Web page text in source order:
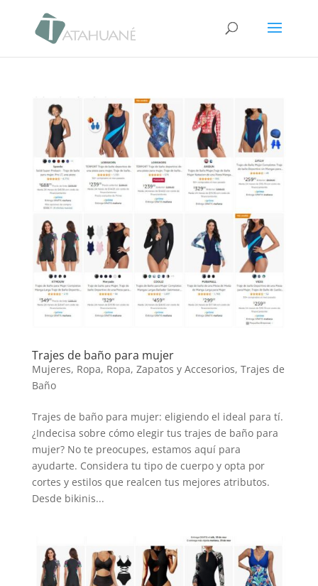
Trajes de baño para mujer
Mujeres, Ropa, Ropa, Zapatos y Accesorios, Trajes de
Baño
Trajes de baño para mujer: eligiendo el ideal para tí.
¿Indecisa sobre cómo elegir tus trajes de baño para
mujer? No te preocupes, estamos aquí para
ayudarte. Considera tu tipo de cuerpo y opta por
cortes y estilos que realcen tus mejores atributos.
Desde bikinis...